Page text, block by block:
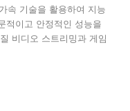
속 기술을 활용하여 지능
적이고 안정적인 성능을
비디오 스트리밍과 게임